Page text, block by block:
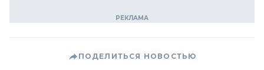
ПОДЕЛИТЬСЯ НОВОСТЬЮ